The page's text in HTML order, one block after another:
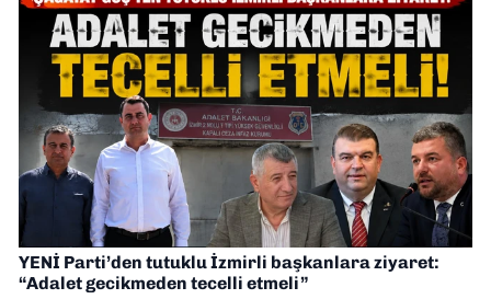
YENİ Parti’den tutuklu İzmirli başkanlara ziyaret:
“Adalet gecikmeden tecelli etmeli”